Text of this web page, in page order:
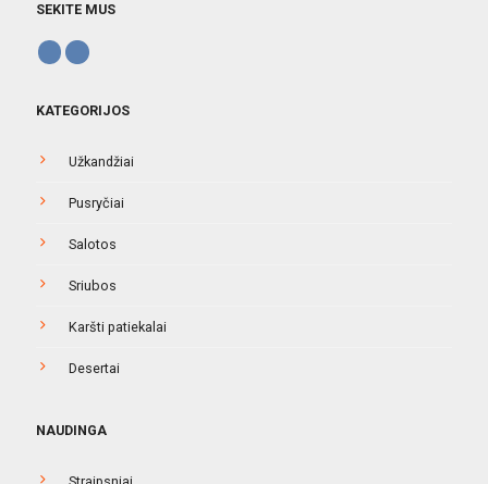
SEKITE MUS
KATEGORIJOS
Užkandžiai
Pusryčiai
Salotos
Sriubos
Karšti patiekalai
Desertai
NAUDINGA